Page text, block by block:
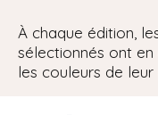
À chaque édition,
sélectionnés ont
les couleurs de